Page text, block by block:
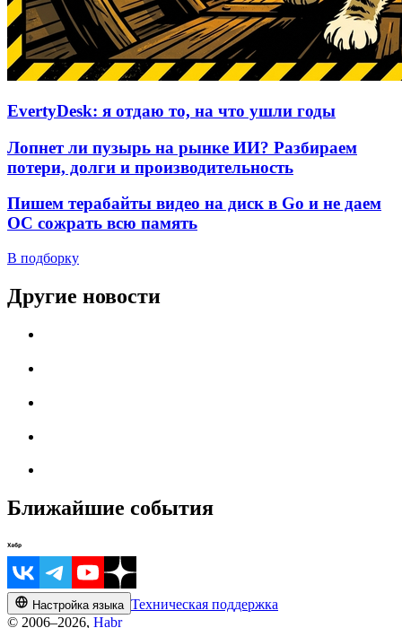
EvertyDesk: я отдаю то, на что ушли годы
Лопнет ли пузырь на рынке ИИ? Разбираем
потери, долги и производительность
Пишем терабайты видео на диск в Go и не даем
ОС сожрать всю память
В подборку
Другие новости
Ближайшие события
Настройка языка Техническая поддержка
© 2006–2026, Habr